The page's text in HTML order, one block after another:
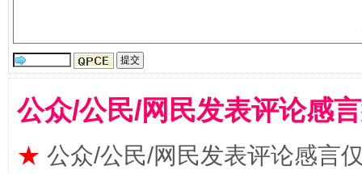
公众/公民/网民发表评论感
★ 公众/公民/网民发表评论感言